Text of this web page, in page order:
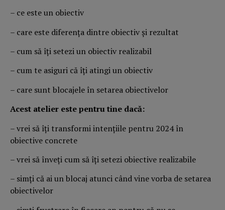
– ce este un obiectiv
– care este diferenţa dintre obiectiv şi rezultat
– cum să îţi setezi un obiectiv realizabil
– cum te asiguri că îţi atingi un obiectiv
– care sunt blocajele în setarea obiectivelor
Acest atelier este pentru tine dacă:
– vrei să îţi transformi intenţiile pentru 2024 în
obiective concrete
– vrei să înveţi cum să îţi setezi obiective realizabile
– simţi că ai un blocaj atunci când vine vorba de setarea
obiectivelor